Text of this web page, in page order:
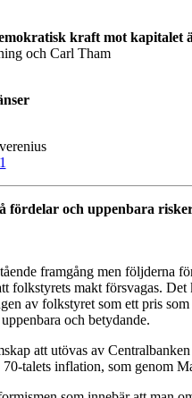
kraft mot kapitalet
och Carl Tham
fördelar och uppenbara
framgång men följderna
folkstyrets makt försvagas.
av folkstyret som ett pris
och betydande.
att utövas av
talets inflation, som genom